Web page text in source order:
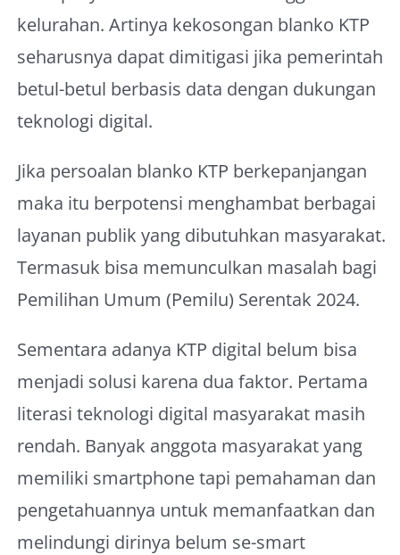
kelurahan. Artinya kekosongan blanko KTP
seharusnya dapat dimitigasi jika pemerintah
betul-betul berbasis data dengan dukungan
teknologi digital.
Jika persoalan blanko KTP berkepanjangan
maka itu berpotensi menghambat berbagai
layanan publik yang dibutuhkan masyarakat.
Termasuk bisa memunculkan masalah bagi
Pemilihan Umum (Pemilu) Serentak 2024.
Sementara adanya KTP digital belum bisa
menjadi solusi karena dua faktor. Pertama
literasi teknologi digital masyarakat masih
rendah. Banyak anggota masyarakat yang
memiliki smartphone tapi pemahaman dan
pengetahuannya untuk memanfaatkan dan
melindungi dirinya belum se-smart